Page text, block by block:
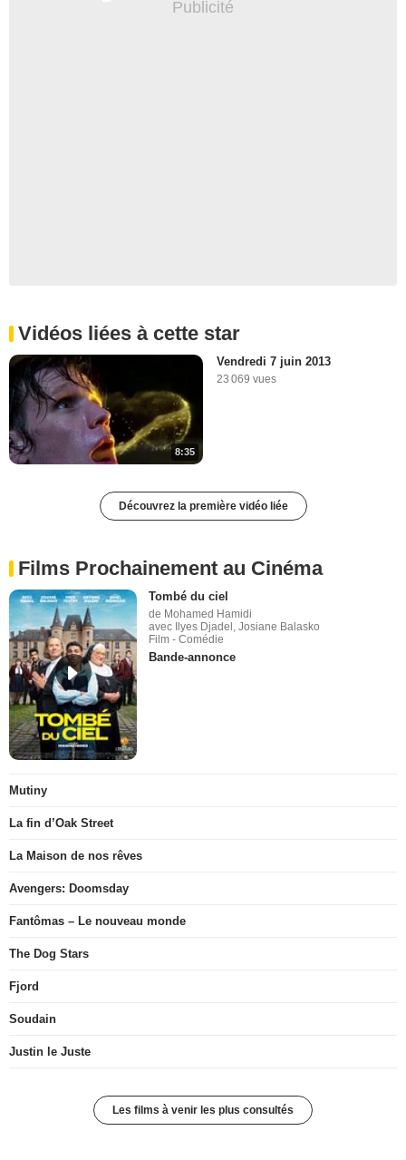
Vidéos liées à cette star
8:35
Vendredi 7 juin 2013
23 069 vues
Découvrez la première vidéo liée
Films Prochainement au Cinéma
Tombé du ciel
de Mohamed Hamidi
avec Ilyes Djadel, Josiane Balasko
Film - Comédie
Bande-annonce
Mutiny
La fin d’Oak Street
La Maison de nos rêves
Avengers: Doomsday
Fantômas – Le nouveau monde
The Dog Stars
Fjord
Soudain
Justin le Juste
Les films à venir les plus consultés